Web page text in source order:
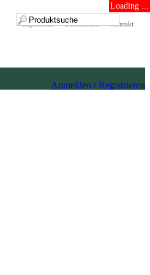
Loading ...
Kontakt
Datenschutz
Impressum
Anmelden / Registrieren